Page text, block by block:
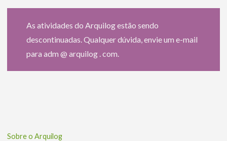
As atividades do Arquilog estão sendo
descontinuadas. Qualquer dúvida, envie um e-mail
para adm @ arquilog . com.
Sobre o Arquilog